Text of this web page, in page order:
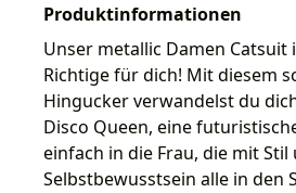
Produktinformationen
Unser metallic Damen Catsuit
Richtige für dich! Mit diesem
Hingucker verwandelst du
Disco Queen, eine
einfach in die Frau, die mit Stil
Selbstbewusstsein alle in den